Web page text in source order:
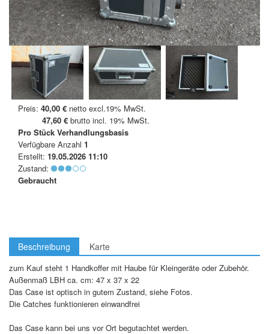
Preis: 40,00 € netto excl.19% MwSt.
47,60 € brutto incl. 19% MwSt.
Pro Stück Verhandlungsbasis
Verfügbare Anzahl 1
Erstellt: 19.05.2026 11:10
Zustand:
Gebraucht
Beschreibung Karte
zum Kauf steht 1 Handkoffer mit Haube für Kleingeräte oder Zubehör.
Außenmaß LBH ca. cm: 47 x 37 x 22
Das Case ist optisch in gutem Zustand, siehe Fotos.
Die Catches funktionieren einwandfrei
Das Case kann bei uns vor Ort begutachtet werden.